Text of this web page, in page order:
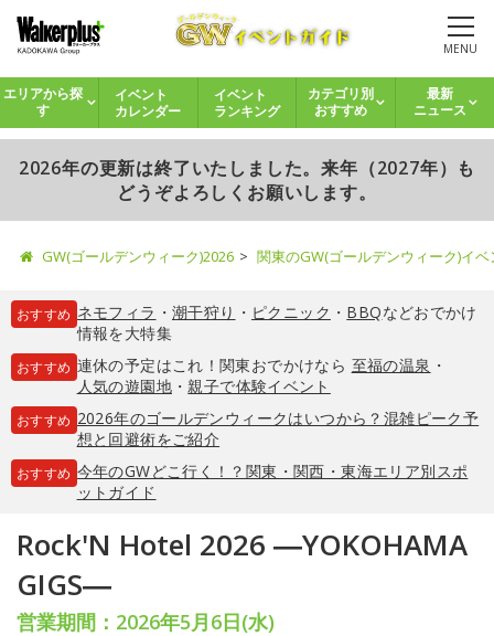
MENU
エリアから探
す
イベント
カレンダー
イベント
ランキング
カテゴリ別
おすすめ
最新
ニュース
2026年の更新は終了いたしました。来年（2027年）も
どうぞよろしくお願いします。
GW(ゴールデンウィーク)2026 関東のGW(ゴールデンウィーク)イ
おすすめ ネモフィラ ・ 潮干狩り ・ ピクニック ・ BBQなどおでかけ
情報を大特集
おすすめ 連休の予定はこれ！関東おでかけなら 至福の温泉 ・
人気の遊園地・親子で体験イベント
おすすめ 2026年のゴールデンウィークはいつから？混雑ピーク予
想と回避術をご紹介
おすすめ 今年のGWどこ行く！？関東・関西・東海エリア別スポ
ットガイド
Rock'N Hotel 2026 ―YOKOHAMA
GIGS―
営業期間：2026年5月6日(水)